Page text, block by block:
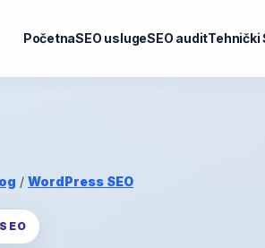
PočetnaSEO uslugeSEO auditTehnički
/ WordPress SEO